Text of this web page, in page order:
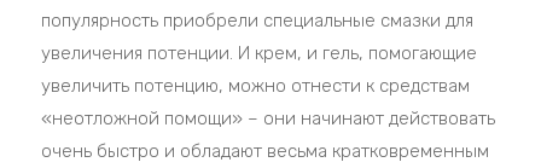
популярность приобрели специальные смазки для
увеличения потенции. И крем, и гель, помогающие
увеличить потенцию, можно отнести к средствам
«неотложной помощи» – они начинают действовать
очень быстро и обладают весьма кратковременным